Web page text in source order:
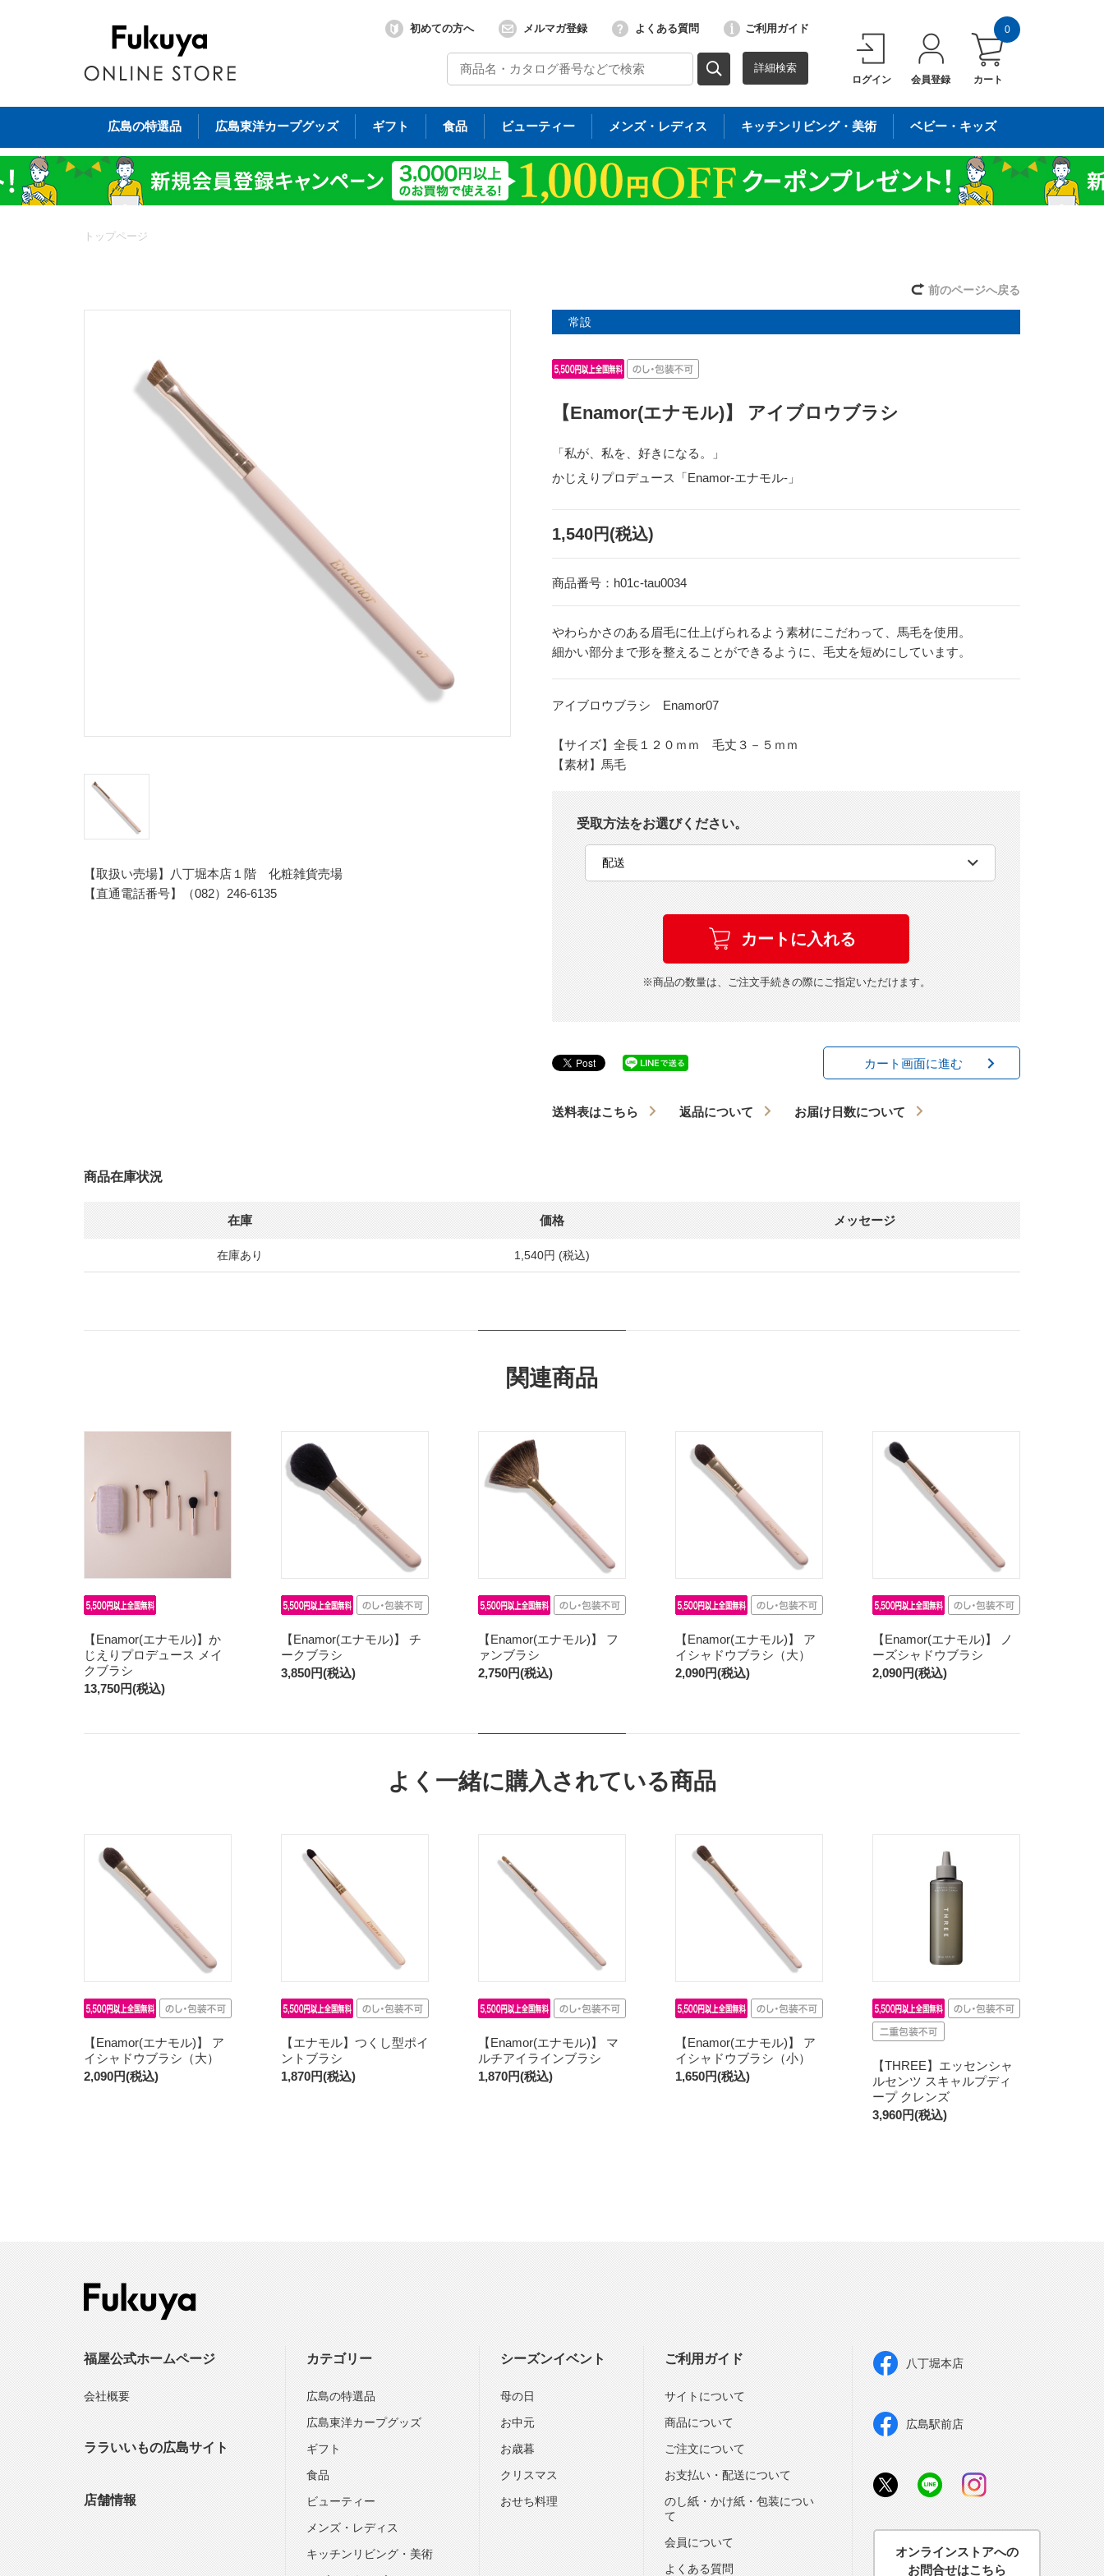
詳細検索
初めての方へ メルマガ登録 よくある質問 ご利用ガイド
ログイン 会員登録 カート
0
広島の特選品 広島東洋カープグッズ ギフト 食品 ビューティー メンズ・レディス キッチンリビング・美術 ベビー・キッズ
トップページ
前のページへ戻る
【取扱い売場】八丁堀本店１階 化粧雑貨売場
【直通電話番号】（082）246-6135
常設
【Enamor(エナモル)】 アイブロウブラシ
「私が、私を、好きになる。」
かじえりプロデュース「Enamor-エナモル-」
1,540円(税込)
商品番号： h01c-tau0034
やわらかさのある眉毛に仕上げられるよう素材にこだわって、馬毛を使用。
細かい部分まで形を整えることができるように、毛丈を短めにしています。
アイブロウブラシ Enamor07
【サイズ】全長１２０ｍｍ 毛丈３－５ｍｍ
【素材】馬毛
受取方法をお選びください。
※商品の数量は、ご注文手続きの際にご指定いただけます。
カート画面に進む
送料表はこちら 返品について お届け日数について
商品在庫状況
在庫 価格 メッセージ
在庫あり 1,540円 (税込)
関連商品
【Enamor(エナモル)】か
じえりプロデュース メイ
クブラシ
13,750円(税込)
【Enamor(エナモル)】 チ
ークブラシ
3,850円(税込)
【Enamor(エナモル)】 フ
ァンブラシ
2,750円(税込)
【Enamor(エナモル)】 ア
イシャドウブラシ（大）
2,090円(税込)
【Enamor(エナモル)】 ノ
ーズシャドウブラシ
2,090円(税込)
よく一緒に購入されている商品
【Enamor(エナモル)】 ア
イシャドウブラシ（大）
2,090円(税込)
【エナモル】つくし型ポイ
ントブラシ
1,870円(税込)
【Enamor(エナモル)】 マ
ルチアイラインブラシ
1,870円(税込)
【Enamor(エナモル)】 ア
イシャドウブラシ（小）
1,650円(税込)
【THREE】エッセンシャ
ルセンツ スキャルプディ
ープ クレンズ
3,960円(税込)
福屋公式ホームページ
会社概要
ララいいもの広島サイト
店舗情報
カテゴリー
広島の特選品
広島東洋カープグッズ
ギフト
食品
ビューティー
メンズ・レディス
キッチンリビング・美術
シーズンイベント
母の日
お中元
お歳暮
クリスマス
おせち料理
ご利用ガイド
サイトについて
商品について
ご注文について
お支払い・配送について
のし紙・かけ紙・包装につい
て
会員について
よくある質問
八丁堀本店
広島駅前店
オンラインストアへの
お問合せはこちら